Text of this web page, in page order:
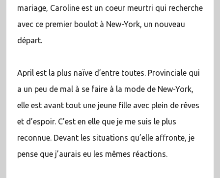
mariage, Caroline est un coeur meurtri qui recherche
avec ce premier boulot à New-York, un nouveau
départ.
April est la plus naïve d’entre toutes. Provinciale qui
a un peu de mal à se faire à la mode de New-York,
elle est avant tout une jeune fille avec plein de rêves
et d’espoir. C’est en elle que je me suis le plus
reconnue. Devant les situations qu’elle affronte, je
pense que j’aurais eu les mêmes réactions.